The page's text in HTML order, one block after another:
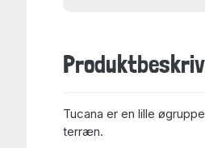
Tucana er en lille
terræn.